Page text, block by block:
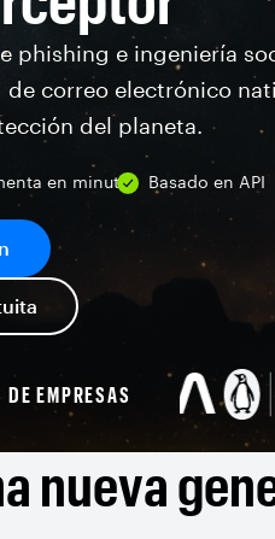
phishing e ingeniería
correo electrónico
del planeta.
en minutos Basado en API
EMPRESAS
nueva